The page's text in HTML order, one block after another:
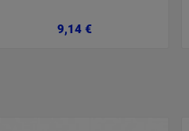
9,14 €Preço